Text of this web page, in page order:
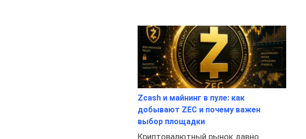
Zcash и майнинг в пуле: как
добывают ZEC и почему важен
выбор площадки
Криптовалютный рынок давно